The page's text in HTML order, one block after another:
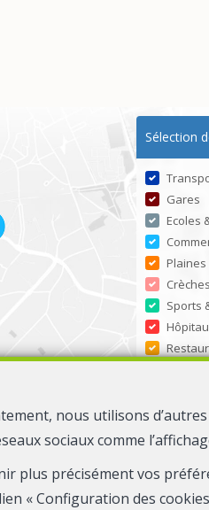
Sélection
Gares
Ecoles
Crèches
Sports
nous utilisons
sociaux comme
plus précisément vos
« Configuration des